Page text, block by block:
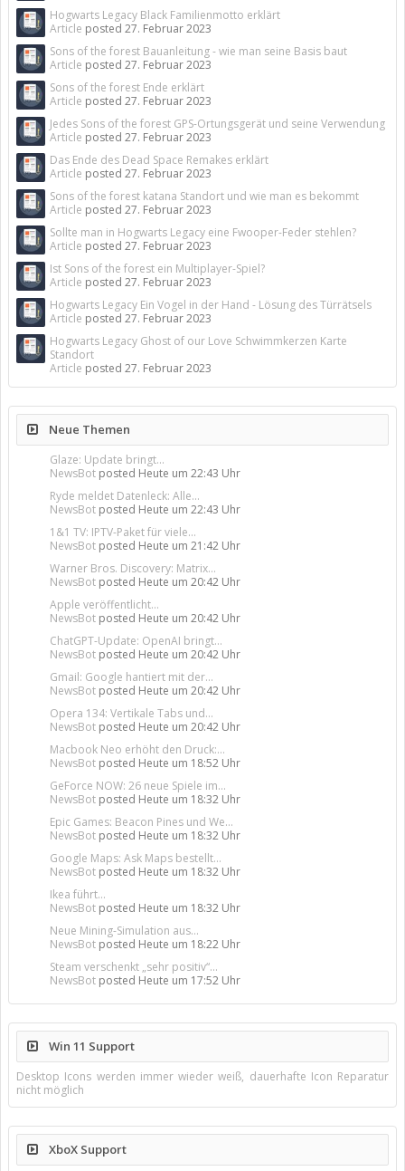
Hogwarts Legacy Black Familienmotto erklärt
Article posted 27. Februar 2023
Sons of the forest Bauanleitung - wie man seine Basis baut
Article posted 27. Februar 2023
Sons of the forest Ende erklärt
Article posted 27. Februar 2023
Jedes Sons of the forest GPS-Ortungsgerät und seine Verwendung
Article posted 27. Februar 2023
Das Ende des Dead Space Remakes erklärt
Article posted 27. Februar 2023
Sons of the forest katana Standort und wie man es bekommt
Article posted 27. Februar 2023
Sollte man in Hogwarts Legacy eine Fwooper-Feder stehlen?
Article posted 27. Februar 2023
Ist Sons of the forest ein Multiplayer-Spiel?
Article posted 27. Februar 2023
Hogwarts Legacy Ein Vogel in der Hand - Lösung des Türrätsels
Article posted 27. Februar 2023
Hogwarts Legacy Ghost of our Love Schwimmkerzen Karte
Standort
Article posted 27. Februar 2023
Neue Themen
Glaze: Update bringt...
NewsBot posted Heute um 22:43 Uhr
Ryde meldet Datenleck: Alle...
NewsBot posted Heute um 22:43 Uhr
1&1 TV: IPTV-Paket für viele...
NewsBot posted Heute um 21:42 Uhr
Warner Bros. Discovery: Matrix...
NewsBot posted Heute um 20:42 Uhr
Apple veröffentlicht...
NewsBot posted Heute um 20:42 Uhr
ChatGPT-Update: OpenAI bringt...
NewsBot posted Heute um 20:42 Uhr
Gmail: Google hantiert mit der...
NewsBot posted Heute um 20:42 Uhr
Opera 134: Vertikale Tabs und...
NewsBot posted Heute um 20:42 Uhr
Macbook Neo erhöht den Druck:...
NewsBot posted Heute um 18:52 Uhr
GeForce NOW: 26 neue Spiele im...
NewsBot posted Heute um 18:32 Uhr
Epic Games: Beacon Pines und We...
NewsBot posted Heute um 18:32 Uhr
Google Maps: Ask Maps bestellt...
NewsBot posted Heute um 18:32 Uhr
Ikea führt...
NewsBot posted Heute um 18:32 Uhr
Neue Mining-Simulation aus...
NewsBot posted Heute um 18:22 Uhr
Steam verschenkt „sehr positiv“...
NewsBot posted Heute um 17:52 Uhr
Win 11 Support
Desktop Icons werden immer wieder weiß, dauerhafte Icon Reparatur
nicht möglich
XboX Support